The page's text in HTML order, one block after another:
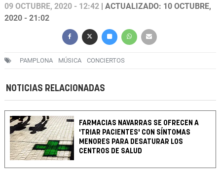
09 OCTUBRE, 2020 - 12:42 | ACTUALIZADO: 10 OCTUBRE,
2020 - 21:02
PAMPLONA MÚSICA CONCIERTOS
NOTICIAS RELACIONADAS
FARMACIAS NAVARRAS SE OFRECEN A
'TRIAR PACIENTES' CON SÍNTOMAS
MENORES PARA DESATURAR LOS
CENTROS DE SALUD